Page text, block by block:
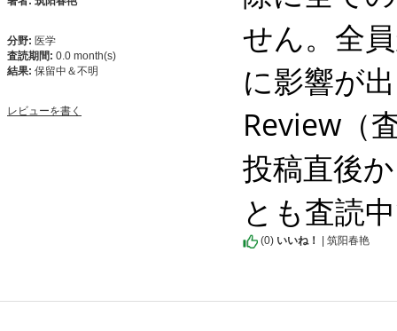
分野: 医学
査読期間: 0.0 month(s)
結果: 保留中＆不明
レビューを書く
せん。全
に影響が
Review（
投稿直後
とも査読
(0) いいね！ | 筑阳春艳